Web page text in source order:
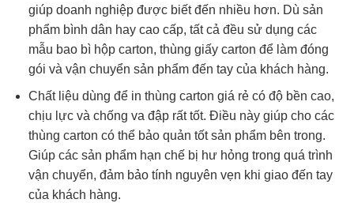
giúp doanh nghiệp được biết đến nhiều hơn. Dù sản
phẩm bình dân hay cao cấp, tất cả đều sử dụng các
mẫu bao bì hộp carton, thùng giấy carton để làm đóng
gói và vận chuyển sản phẩm đến tay của khách hàng.
Chất liệu dùng để in thùng carton giá rẻ có độ bền cao,
chịu lực và chống va đập rất tốt. Điều này giúp cho các
thùng carton có thể bảo quản tốt sản phẩm bên trong.
Giúp các sản phẩm hạn chế bị hư hỏng trong quá trình
vận chuyển, đảm bảo tính nguyên vẹn khi giao đến tay
của khách hàng.